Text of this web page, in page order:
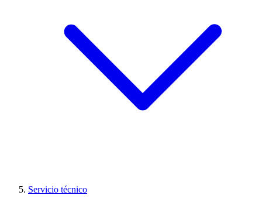
Servicio técnico